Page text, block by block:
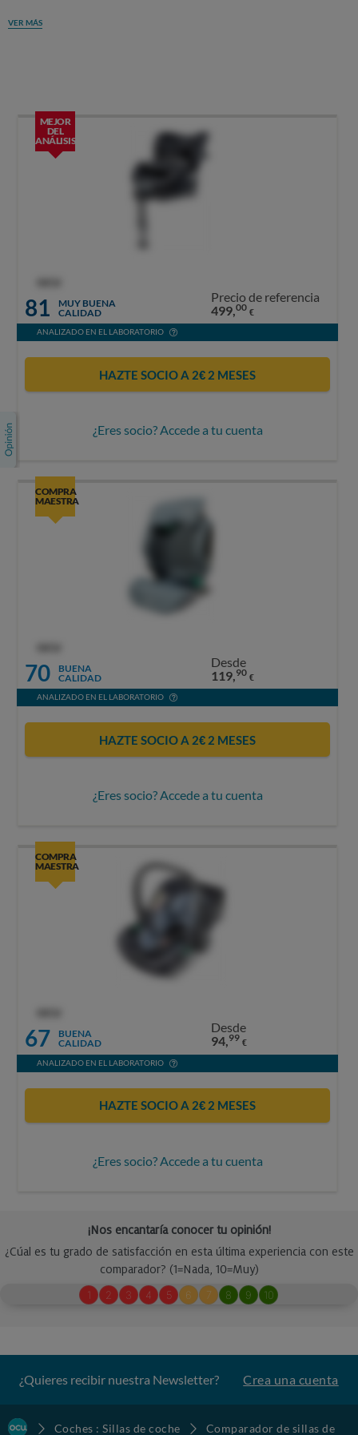
VER MÁS
MEJOR
DEL
ANÁLISIS
81
MUY BUENA
CALIDAD
Precio de referencia
499,00 €
ANALIZADO EN EL LABORATORIO
HAZTE SOCIO A 2€ 2 MESES
¿Eres socio? Accede a tu cuenta
COMPRA
MAESTRA
70
BUENA
CALIDAD
Desde
119,90 €
ANALIZADO EN EL LABORATORIO
HAZTE SOCIO A 2€ 2 MESES
¿Eres socio? Accede a tu cuenta
COMPRA
MAESTRA
67
BUENA
CALIDAD
Desde
94,99 €
ANALIZADO EN EL LABORATORIO
HAZTE SOCIO A 2€ 2 MESES
¿Eres socio? Accede a tu cuenta
¿Quieres recibir nuestra Newsletter? Crea una cuenta
Coches : Sillas de coche
Comparador de sillas de